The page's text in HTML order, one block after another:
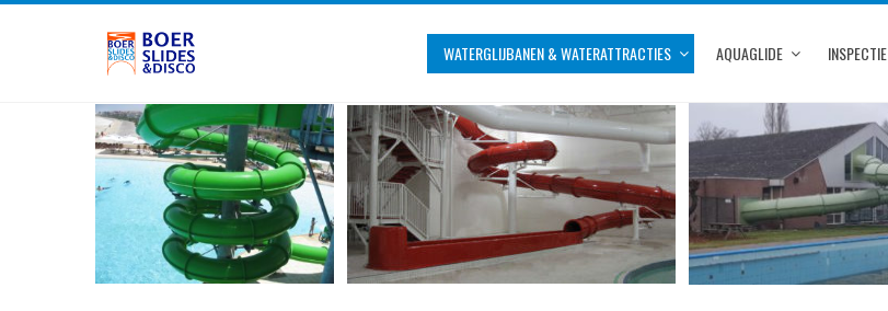
WATERGLIJBANEN & WATERATTRACTIES AQUAGLIDE INSPECTIE